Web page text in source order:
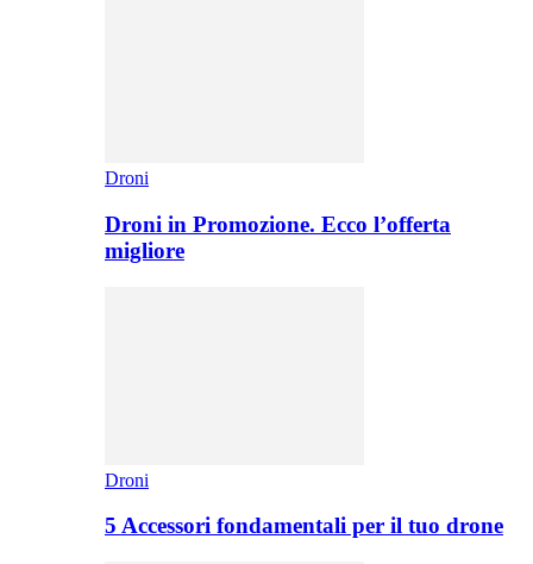
Droni
Droni in Promozione. Ecco l’offerta
migliore
Droni
5 Accessori fondamentali per il tuo drone